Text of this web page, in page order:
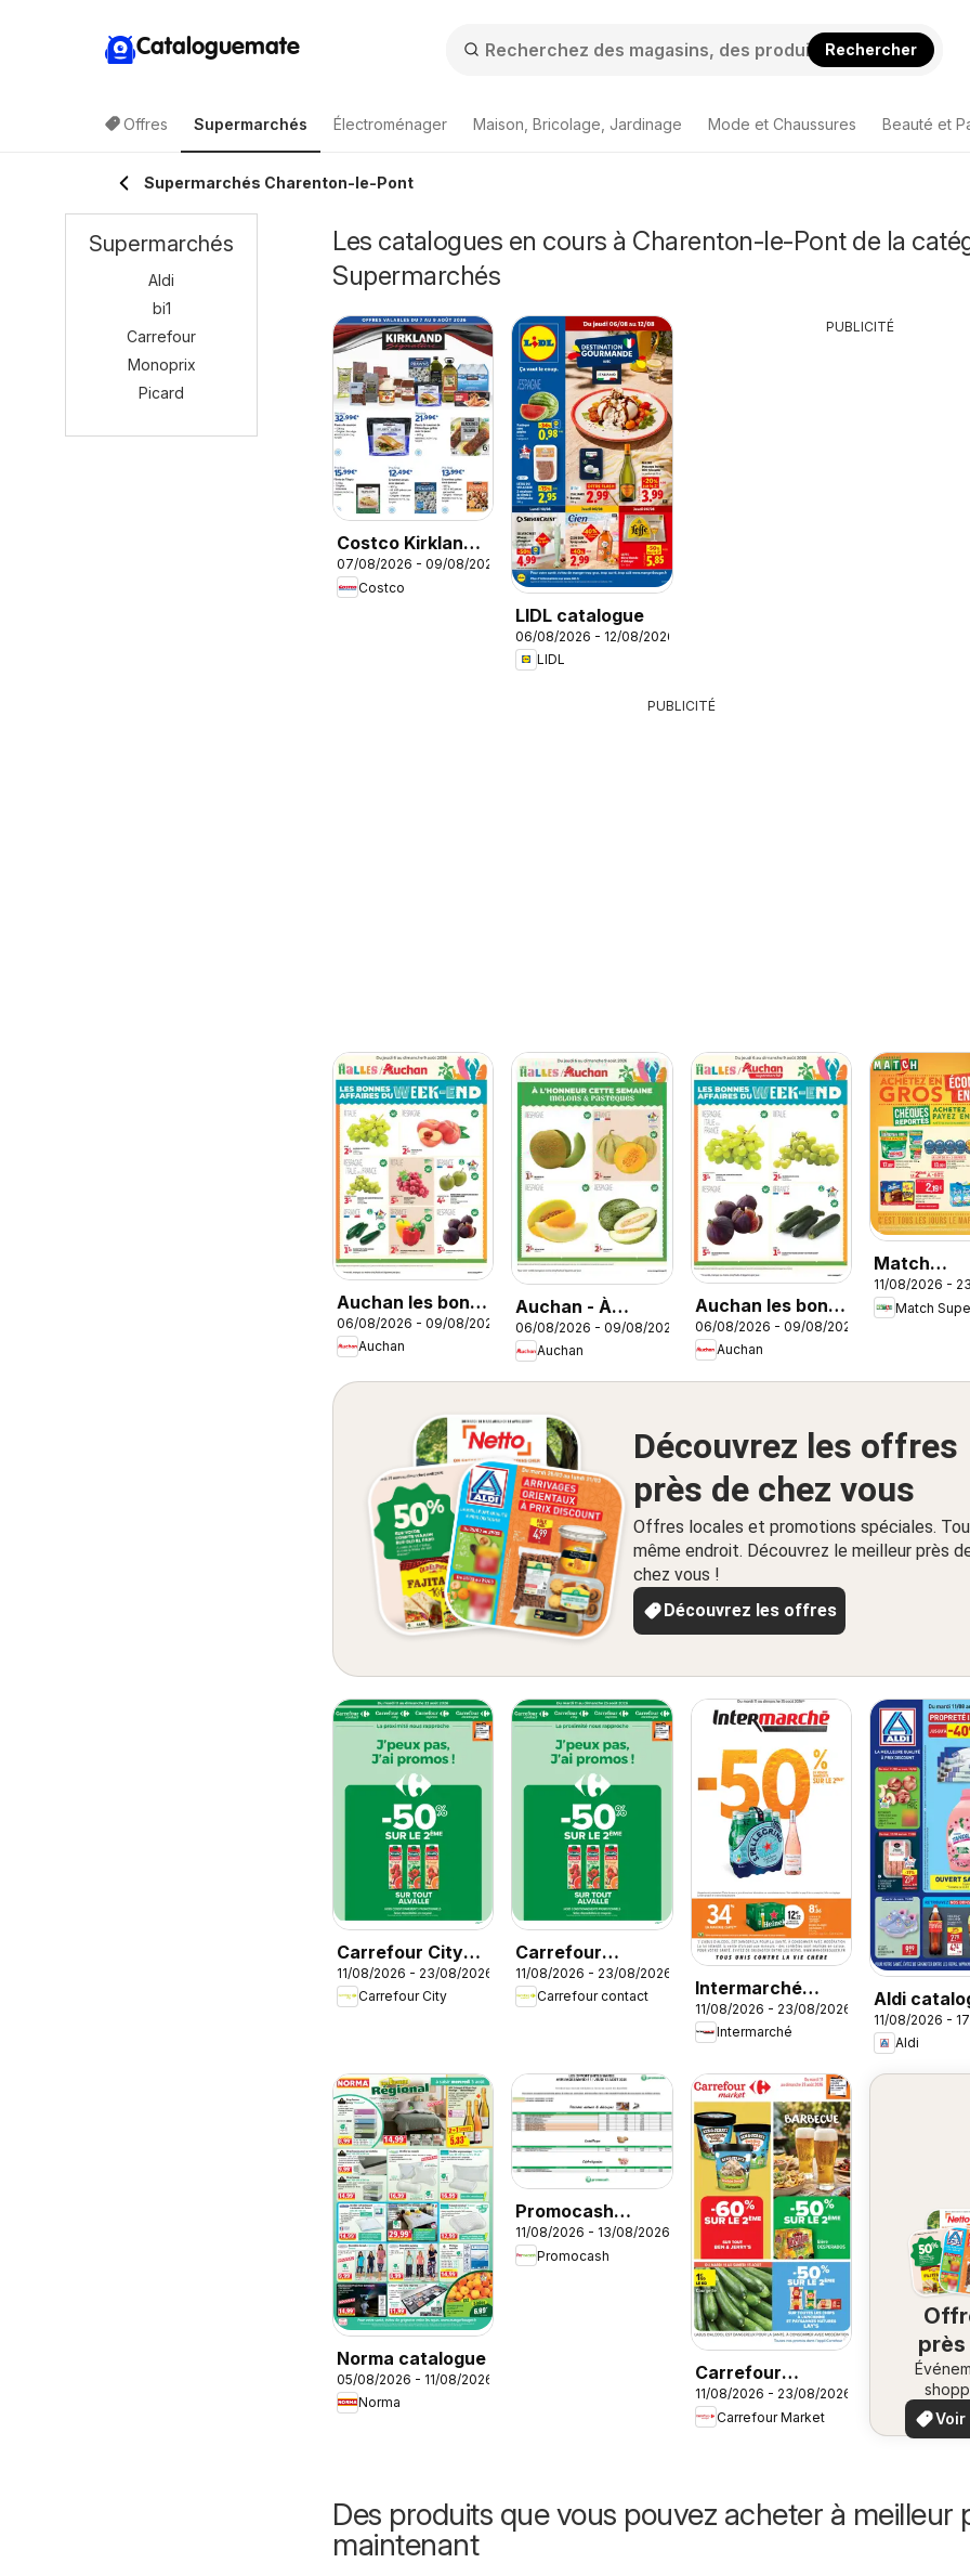
Cataloguemate Rechercher
Offres Supermarchés Électroménager Maison, Bricolage, Jardinage Mode et Chaussures Beauté et
Supermarchés Charenton-le-Pont
Les catalogues en cours à Charenton-le-Pont de la
Supermarchés
Costco Kirkland
signature
07/08/2026 - 09/08/2026
Costco
LIDL catalogue
06/08/2026 - 12/08/2026
LIDL
PUBLICITÉ
PUBLICITÉ
Auchan les bons
plans du week-
end dans votre
hyper
06/08/2026 - 09/08/2026
Auchan
Auchan - À
l'honneur cette
semaine
06/08/2026 - 09/08/2026
Auchan
Auchan les bons
plans du week-
end dans votre
super
06/08/2026 - 09/08/2026
Auchan
Match
catalogue
11/08/2026 -
Match
Découvrez les offres
près de chez vous
Offres locales et promotions spéciales.
même endroit. Découvrez le meilleur près
chez vous !
Découvrez les offres
Carrefour City
catalogue
11/08/2026 - 23/08/2026
Carrefour City
Carrefour
contact
catalogue
11/08/2026 - 23/08/2026
Carrefour contact
Intermarché
catalogue
11/08/2026 - 23/08/2026
Intermarché
Aldi
11/08/2026 -
Aldi
Norma catalogue
05/08/2026 - 11/08/2026
Norma
Promocash
Opportunités
Marée
11/08/2026 - 13/08/2026
Promocash
Carrefour
Market Barbecue
11/08/2026 - 23/08/2026
Carrefour Market
près
locaux
Voir
Des produits que vous pouvez acheter à meilleur
maintenant
Supermarchés
Aldi
bi1
Carrefour
Monoprix
Picard